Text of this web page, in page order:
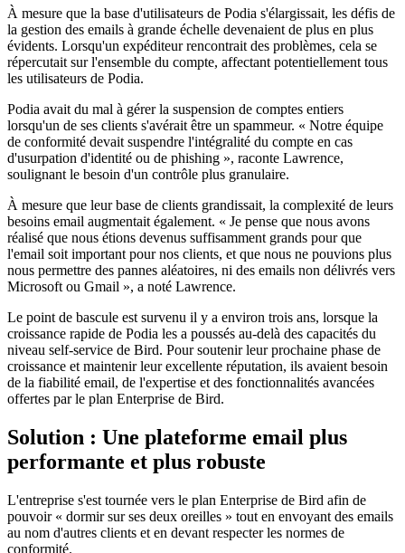
À mesure que la base d'utilisateurs de Podia s'élargissait, les défis de
la gestion des emails à grande échelle devenaient de plus en plus
évidents. Lorsqu'un expéditeur rencontrait des problèmes, cela se
répercutait sur l'ensemble du compte, affectant potentiellement tous
les utilisateurs de Podia.
Podia avait du mal à gérer la suspension de comptes entiers
lorsqu'un de ses clients s'avérait être un spammeur. « Notre équipe
de conformité devait suspendre l'intégralité du compte en cas
d'usurpation d'identité ou de phishing », raconte Lawrence,
soulignant le besoin d'un contrôle plus granulaire.
À mesure que leur base de clients grandissait, la complexité de leurs
besoins email augmentait également. « Je pense que nous avons
réalisé que nous étions devenus suffisamment grands pour que
l'email soit important pour nos clients, et que nous ne pouvions plus
nous permettre des pannes aléatoires, ni des emails non délivrés vers
Microsoft ou Gmail », a noté Lawrence.
Le point de bascule est survenu il y a environ trois ans, lorsque la
croissance rapide de Podia les a poussés au-delà des capacités du
niveau self-service de Bird. Pour soutenir leur prochaine phase de
croissance et maintenir leur excellente réputation, ils avaient besoin
de la fiabilité email, de l'expertise et des fonctionnalités avancées
offertes par le plan Enterprise de Bird.
Solution : Une plateforme email plus
performante et plus robuste
L'entreprise s'est tournée vers le plan Enterprise de Bird afin de
pouvoir « dormir sur ses deux oreilles » tout en envoyant des emails
au nom d'autres clients et en devant respecter les normes de
conformité.